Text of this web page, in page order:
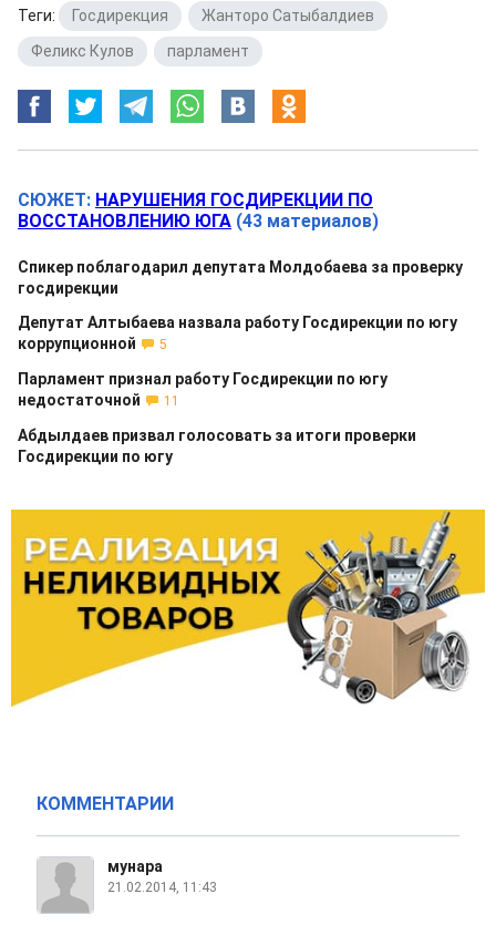
Теги: Госдирекция Жанторо Сатыбалдиев
Феликс Кулов
парламент
СЮЖЕТ: НАРУШЕНИЯ ГОСДИРЕКЦИИ ПО
ВОССТАНОВЛЕНИЮ ЮГА (43 материалов)
Спикер поблагодарил депутата Молдобаева за проверку
госдирекции
Депутат Алтыбаева назвала работу Госдирекции по югу
коррупционной
5
Парламент признал работу Госдирекции по югу
недостаточной
11
Абдылдаев призвал голосовать за итоги проверки
Госдирекции по югу
КОММЕНТАРИИ
мунара
21.02.2014, 11:43